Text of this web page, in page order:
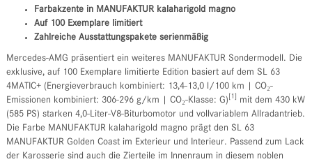
Farbakzente in MANUFAKTUR kalaharigold magno
Auf 100 Exemplare limitiert
Zahlreiche Ausstattungspakete serienmäßig
Mercedes-AMG präsentiert ein weiteres MANUFAKTUR Sondermodell. Die
exklusive, auf 100 Exemplare limitierte Edition basiert auf dem SL 63
4MATIC+ (Energieverbrauch kombiniert: 13,4-13,0 l/100 km | CO₂-
Emissionen kombiniert: 306-296 g/km | CO₂-Klasse: G) [1]
mit dem 430 kW
(585 PS) starken 4,0-Liter-V8-Biturbomotor und vollvariablem Allradantrieb.
Die Farbe MANUFAKTUR kalaharigold magno prägt den SL 63
MANUFAKTUR Golden Coast im Exterieur und Interieur. Passend zum Lack
der Karosserie sind auch die Zierteile im Innenraum in diesem noblen